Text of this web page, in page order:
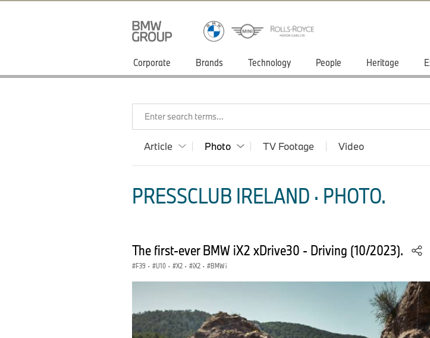
Corporate Brands Technology People Heritage
Enter search terms...
Article Photo TV Footage Video
PRESSCLUB IRELAND · PHOTO.
The first-ever BMW iX2 xDrive30 - Driving (10/2023).
F39 · U10 · X2 · iX2 · BMW i